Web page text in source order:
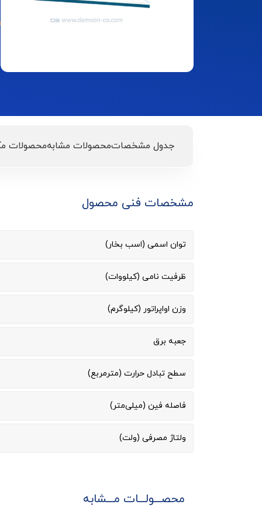
جدول مشخصاتمحصولات مشابهمحصولات
مشخصات فنی محصول
توان اسمی (اسب بخار)
ظرفیت نامی (کیلووات)
وزن اواپراتور (کیلوگرم)
جعبه برق
سطح تبادل حرارت (مترمربع)
فاصله فین (میلی‌متر)
ولتاژ مصرفی (ولت)
محصـــولـــات مـــشابه